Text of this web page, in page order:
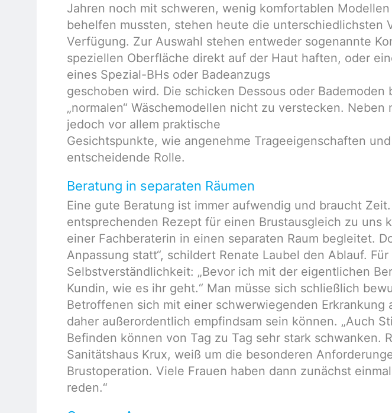
Jahren noch mit schweren, wenig komfortablen
behelfen mussten, stehen heute die unterschiedlichsten
Verfügung. Zur Auswahl stehen entweder sogenannte
speziellen Oberfläche direkt auf der Haut haften, oder
eines Spezial-BHs oder Badeanzugs
geschoben wird. Die schicken Dessous oder
„normalen“ Wäschemodellen nicht zu verstecken.
jedoch vor allem praktische
Gesichtspunkte, wie angenehme Trageeigenschaften
entscheidende Rolle.
Beratung in separaten Räumen
Eine gute Beratung ist immer aufwendig und braucht
entsprechenden Rezept für einen Brustausgleich zu uns
einer Fachberaterin in einen separaten Raum begleitet.
Anpassung statt“, schildert Renate Laubel den Ablauf.
Selbstverständlichkeit: „Bevor ich mit der eigentlichen
Kundin, wie es ihr geht.“ Man müsse sich schließlich
Betroffenen sich mit einer schwerwiegenden Erkrankung
daher außerordentlich empfindsam sein können. „Auch
Befinden können von Tag zu Tag sehr stark schwanken.
Sanitätshaus Krux, weiß um die besonderen
Brustoperation. Viele Frauen haben dann zunächst
reden.“